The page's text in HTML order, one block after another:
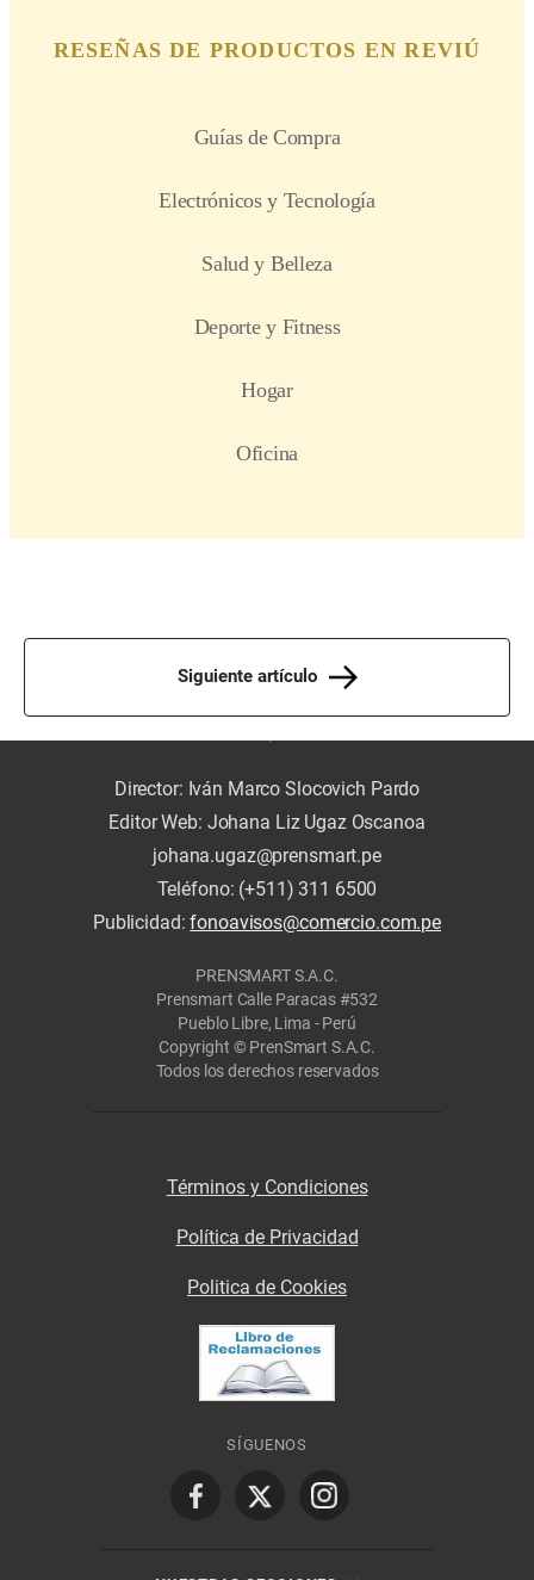
Siguiente artículo
Director: Iván Marco Slocovich Pardo
Editor Web: Johana Liz Ugaz Oscanoa
johana.ugaz@prensmart.pe
Teléfono: (+511) 311 6500
Publicidad:fonoavisos@comercio.com.pe
PRENSMART S.A.C.
Prensmart Calle Paracas #532
Pueblo Libre, Lima - Perú
Copyright © PrenSmart S.A.C.
Todos los derechos reservados
Términos y Condiciones
Política de Privacidad
Politica de Cookies
SÍGUENOS